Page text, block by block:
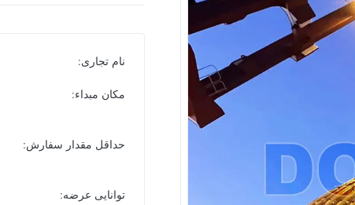
نام تجاری:
مکان مبداء:
حداقل مقدار سفارش:
توانایی عرضه: